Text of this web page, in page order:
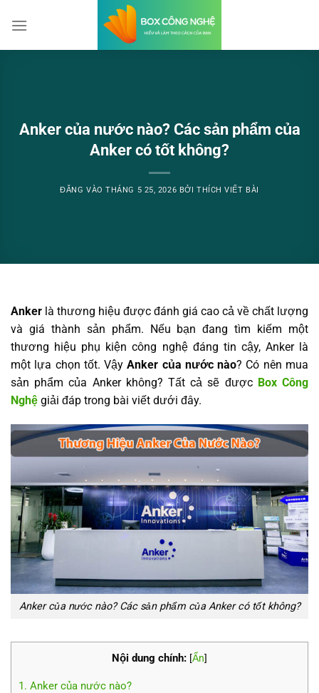
qua
Anker của nước nào? Các sản phẩm của
Anker có tốt không?
ĐĂNG VÀOTHÁNG 5 25, 2026 BỞI THÍCH VIẾT BÀI
Anker là thương hiệu được đánh giá cao cả về chất lượng
và giá thành sản phẩm. Nếu bạn đang tìm kiếm một
thương hiệu phụ kiện công nghệ đáng tin cậy, Anker là
một lựa chọn tốt. VậyAnker của nước nào? Có nên mua
sản phẩm của Anker không? Tất cả sẽ được Box Công
Nghệ giải đáp trong bài viết dưới đây.
Anker của nước nào? Các sản phẩm của Anker có tốt không?
Nội dung chính: [Ẩn]
1. Anker của nước nào?